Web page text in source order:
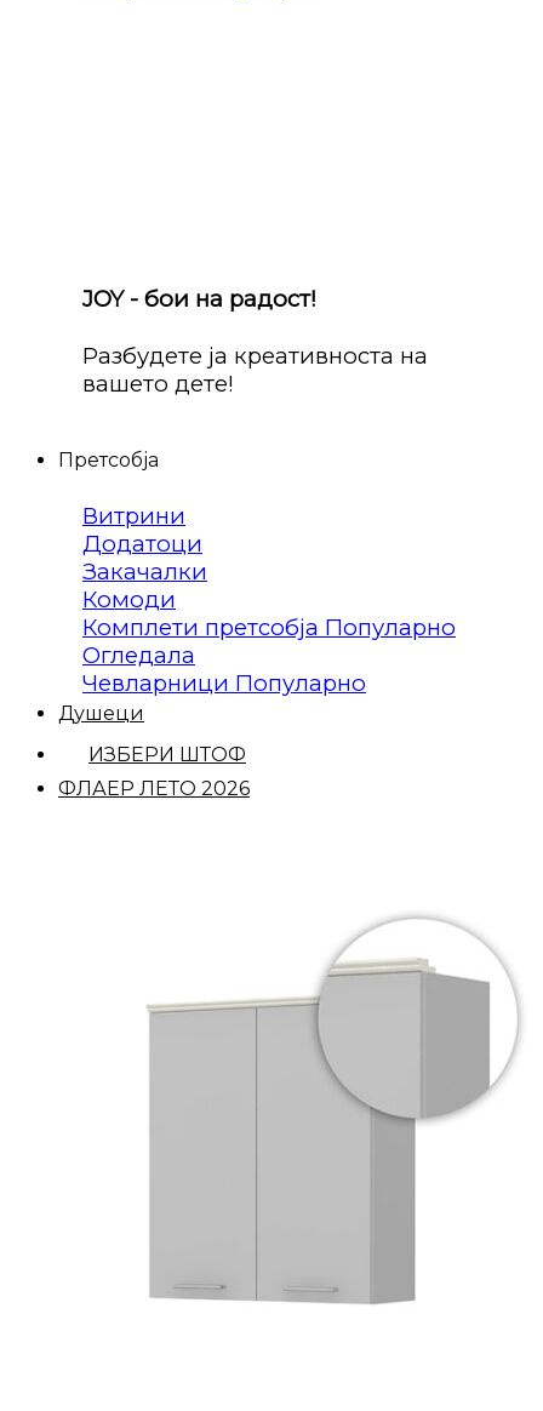
JOY - бои на радост!
Разбудете ја креативноста на
вашето дете!
Претсобја
Витрини
Додатоци
Закачалки
Комоди
Комплети претсобја
Огледала
Чевларници
Душеци
ИЗБЕРИ ШТОФ
ФЛАЕР ЛЕТО 2026